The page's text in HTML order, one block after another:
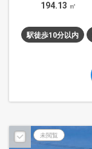
194.13 ㎡
駅徒歩10分以内
未閲覧